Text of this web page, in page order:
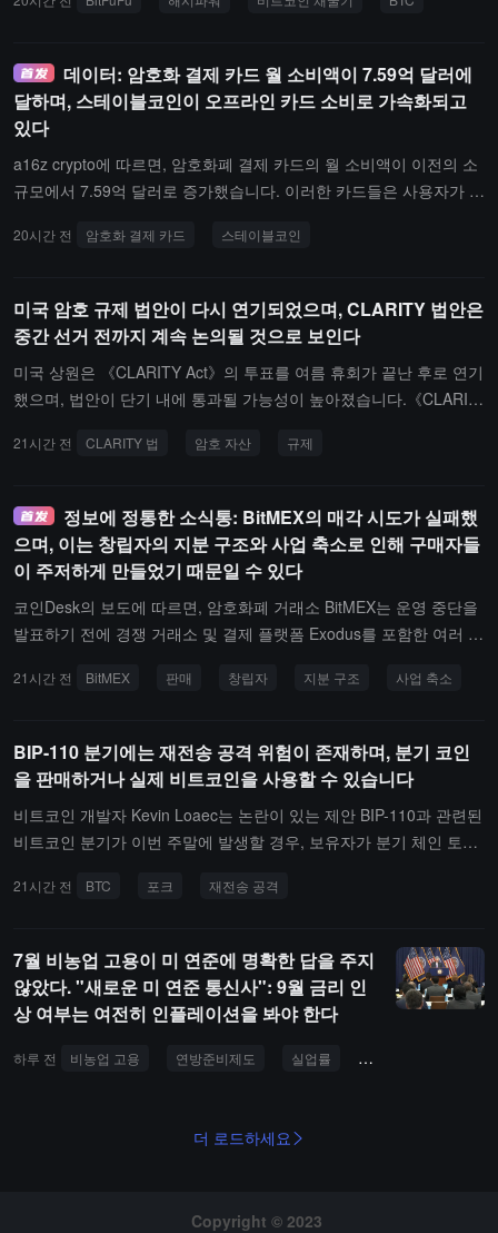
달러 근처에서 포지션을 유지하고 있다고 말했다.
생산되었습니다. 비트코인 보유량은 6월의 1671개에서 1314개로 감
면, 보유량 감소는 2026년 8월부터 시작되는 330일간의 미래 해시
용량에 대한 선불금을 지급했기 때문이지 매도 때문이 아닙니다.운영
지표 측면에서, 7월 총 위탁 해시율은 14.2 EH/s로 6월의 15.3 EH/s
에서 감소했으며, 자사 해시율은 3.6 EH/s로 전월 대비 2.9% 증가했
습니다. 제3자 공급업체 및 위탁 고객의 해시율은 10.6 EH/s입니다.
평균 기계대 효율성은 18.0 J/TH이며, 총 위탁 전력 용량은 273 MW
데이터: 암호화 결제 카드 월 소비액이 7.59억 달러에
달하며, 스테이블코인이 오프라인 카드 소비로 가속화되고
있다
a16z crypto에 따르면, 암호화폐 결제 카드의 월 소비액이 이전의 소
규모에서 7.59억 달러로 증가했습니다. 이러한 카드들은 사용자가 모
해주며, 거래 시 스테이블코인이 판매 지점에서 현지 통화로 변환되
각 카드 프로그램의 소비 구성에서 RedotPay가 장기적으로 대부분
의 시장 점유율을 차지하고 있으며, EtherFi, KAST, Karta 등은 2025
년 말부터 점차적으로 점유율을 확대하고 있습니다. a16z crypto는
암호화 카드 소지자가 전통적인 은행 계좌 없이도 스테이블코인을 발
급사에 예치하거나 자가 관리하여 직접 보유할 수 있다고 밝혔습니
경로를 확대하고, 스테이블코인 소지자에게는 편리한 소비 방식을 제
20시간 전 암호화 결제 카드 스테이블코인
미국 암호 규제 법안이 다시 연기되었으며, CLARITY 법안은
중간 선거 전까지 계속 논의될 것으로 보인다
미국 상원은 《CLARITY Act》의 투표를 여름 휴회가 끝난 후로 연기
했으며, 법안이 단기 내에 통과될 가능성이 높아졌습니다.《CLARIT
연방 규제 프레임워크를 구축하고, 다양한 규제 기관의 책임을 명확
목표로 하고 있습니다.노스캐롤라이나주 공화당 상원 의원인 Thom
Tillis는 투표가 9월로 연기됨에 따라 법안의 최종 통과 확률이 "50%
감소할 수 있다"고 말했습니다. 협상 추진을 담당하고 있는 와이오밍
주 공화당 상원 의원인 Cynthia Lummis는 관련 논의가 거의 11개월
동안 지속되었으며, 법안 텍스트가 약 300페이지 증가하고 민주당이
제기한 많은 수정 요구에 응답했다고 밝혔습니다. 현재 투표 단계에
대하고 있으며, 주요 이견은 정부 공무원의 암호 자산 이익 제한 조항
산 투자 및 홍보를 충분히 제한하지 않고 있으며, 관련 인사가 관련
보유에서 완전히 철수할 것을 요구하지 않고 있다고 주장하고 있습니
있습니다.일부 민주당 및 공화당 의원들은 더 엄격한 윤리 규제 조항
을 추가하기 위해 노력했지만, 관련 협상은 여전히 진행 중입니다. 민
주당은 특히 트럼프와 그의 가족과 World Liberty Financial과 같은
거 기간 동안의 정치적 투자를 조정할 수 있기를 희망했습니다. 데이
터에 따르면, 암호 산업의 주요 정치 행동 위원회인 Fairshake는 이
번 주기 초기에 거의 2억 달러의 현금 준비금을 보유하고 있습니다.
21시간 전 CLARITY 법 암호 자산 규제
정보에 정통한 소식통: BitMEX의 매각 시도가 실패했
으며, 이는 창립자의 지분 구조와 사업 축소로 인해 구매자들
이 주저하게 만들었기 때문일 수 있다
코인Desk의 보도에 따르면, 암호화폐 거래소 BitMEX는 운영 중단을
발표하기 전에 경쟁 거래소 및 결제 플랫폼 Exodus를 포함한 여러 잠
시키지 못했습니다. 소식통에 따르면, 잠재적 인수자는 주로 회사 창
있는 평판 문제로 인해 주저했다고 합니다.보도에 따르면, 회사는 20
25년 초에 투자은행 Broadhaven을 고용하여 판매 절차를 운영했습
니다. 소식통에 따르면, 공동 창립자인 Arthur Hayes, Ben Delo, Sam
uel Reed는 2020년에 미국 형사 기소를 받은 후 이미 사업에서 물러
났지만, 세 사람은 여전히 회사의 대다수 지분을 통제하고 있어 일부
다. 구매자는 일반적으로 일부 인수 대가를 통해 거래 완료 후 경영진
래 활동이 더 큰 중앙화 거래소 및 탈중앙화 영구 계약 플랫폼으로 이
동함에 따라 시장 점유율이 지속적으로 감소하여 잠재적 인수자가 일
반적으로 성장 기업에 제공하는 수익 배수를 지불하기를 꺼리게 만들
21시간 전 BitMEX 판매 창립자 지분 구조 사업 축소
BIP-110 분기에는 재전송 공격 위험이 존재하며, 분기 코인
을 판매하거나 실제 비트코인을 사용할 수 있습니다
비트코인 개발자 Kevin Loaec는 논란이 있는 제안 BIP-110과 관련된
비트코인 분기가 이번 주말에 발생할 경우, 보유자가 분기 체인 토큰
니다.제안된 비트코인 분기는 논란이 있는 BIP-110 제안과 관련이 있
얻은 것처럼 보이는 분기 코인을 판매하려고 할 수 있습니다.두 개의
체인이 초기에는 동일한 거래를 수용하기 때문에, 분기 코인을 판매
하는 것은 재전송 공격을 촉발할 수 있으며, 동시에 판매자의 주 체인
에서 실제 비트코인이 소모될 수 있습니다. 개발자들은 최소한 9월
초까지 내장된 재전송 보호가 부족하다고 언급하며, 비전문 사용자는
21시간 전 BTC 포크 재전송 공격
7월 비농업 고용이 미 연준에 명확한 답을 주지
않았다. "새로운 미 연준 통신사": 9월 금리 인
상 여부는 여전히 인플레이션을 봐야 한다
하루 전 비농업 고용 연방준비제도 실업률 고용 인원
더 로드하세요
Copyright © 2023